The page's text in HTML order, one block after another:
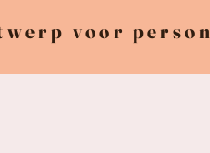
voor